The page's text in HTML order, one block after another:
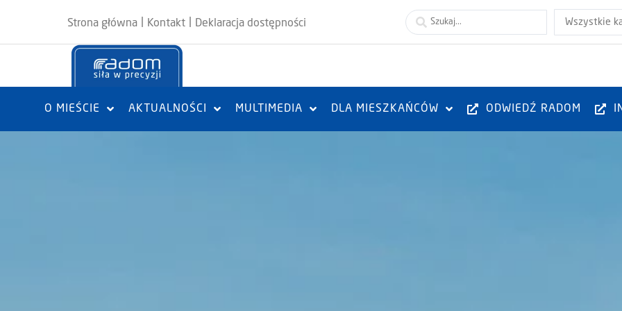
Strona główna Kontakt Deklaracja dostępności Wszystkie
O MIEŚCIE AKTUALNOŚCI MULTIMEDIA DLA MIESZKAŃCÓW ODWIEDŹ RADOM